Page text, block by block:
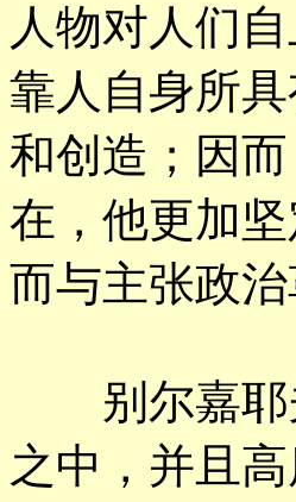
人物对人们
靠人自身所
和创造；因
在，他更加
而与主张政
别尔嘉耶
之中，并且